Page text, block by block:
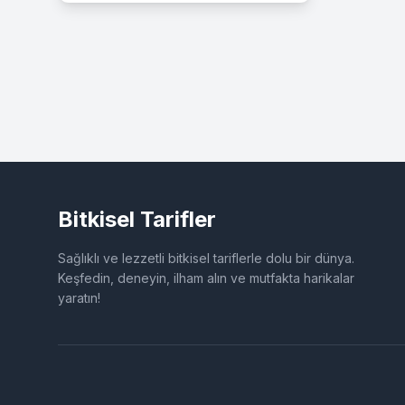
Bitkisel Tarifler
Sağlıklı ve lezzetli bitkisel tariflerle dolu bir dünya.
Keşfedin, deneyin, ilham alın ve mutfakta harikalar
yaratın!